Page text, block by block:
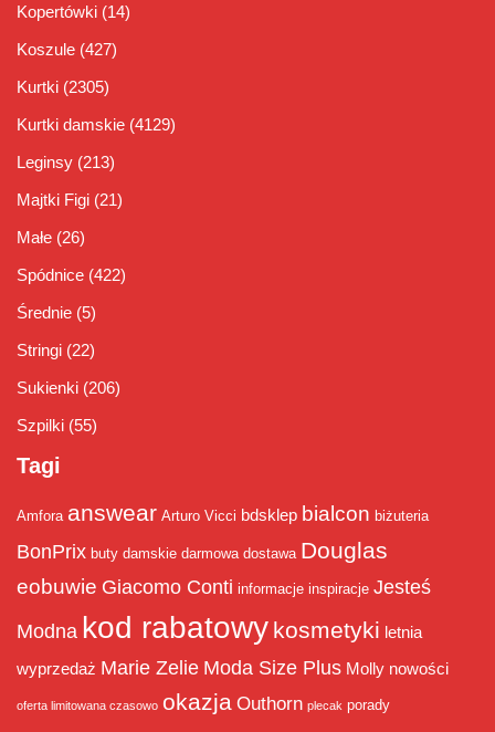
Kopertówki (14)
Koszule (427)
Kurtki (2305)
Kurtki damskie (4129)
Leginsy (213)
Majtki Figi (21)
Małe (26)
Spódnice (422)
Średnie (5)
Stringi (22)
Sukienki (206)
Szpilki (55)
Tagi
Amfora answear Arturo Vicci bdsklep bialcon biżuteria
BonPrix buty damskie darmowa dostawa Douglas
eobuwie Giacomo Conti informacje inspiracje Jesteś
Modna kod rabatowy kosmetyki letnia
wyprzedaż Marie Zelie Moda Size Plus Molly nowości
oferta limitowana czasowo okazja Outhorn plecak porady